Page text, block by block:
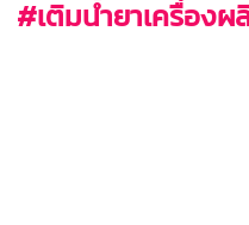
#เติมน้ำยาเครื่อง